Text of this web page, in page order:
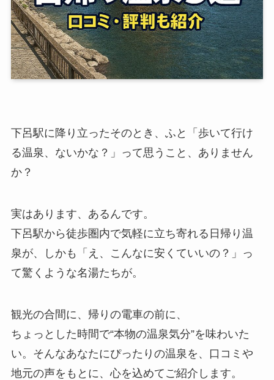
下呂駅に降り立ったそのとき、ふと「歩いて行け
る温泉、ないかな？」って思うこと、ありません
か？
実はあります、あるんです。
下呂駅から徒歩圏内で気軽に立ち寄れる日帰り温
泉が、しかも「え、こんなに安くていいの？」っ
て驚くような名湯たちが。
観光の合間に、帰りの電車の前に、
ちょっとした時間で“本物の温泉気分”を味わいた
い。そんなあなたにぴったりの温泉を、口コミや
地元の声をもとに、心を込めてご紹介します。